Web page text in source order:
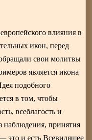
влияния в
икон, перед
свои молитвы
является икона
подобного
в том, чтобы
всеблагость и
наблюдения, принятия
это и есть Всевидящее